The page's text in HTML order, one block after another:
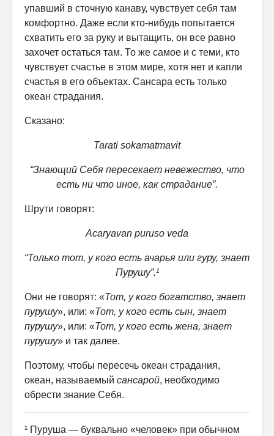
упавший в сточную канаву, чувствует себя там
комфортно. Даже если кто-нибудь попытается
схватить его за руку и вытащить, он все равно
захочет остаться там. То же самое и с теми, кто
чувствует счастье в этом мире, хотя нет и капли
счастья в его объектах. Сансара есть только
океан страдания.
Сказано:
Tarati sokamatmavit
“Знающий Себя пересекает невежество, что
есть ни что иное, как страдание”.
Шрути говорят:
Acaryavan puruso veda
“Только тот, у кого есть ачарья или гуру, знает
Пурушу”.¹
Они не говорят: «Тот, у кого богатство, знает
пурушу», или: «Тот, у кого есть сын, знает
пурушу», или: «Тот, у кого есть жена, знает
пурушу» и так далее.
Поэтому, чтобы пересечь океан страдания,
океан, называемый сансарой, необходимо
обрести знание Себя.
¹ Пуруша — буквально «человек» при обычном